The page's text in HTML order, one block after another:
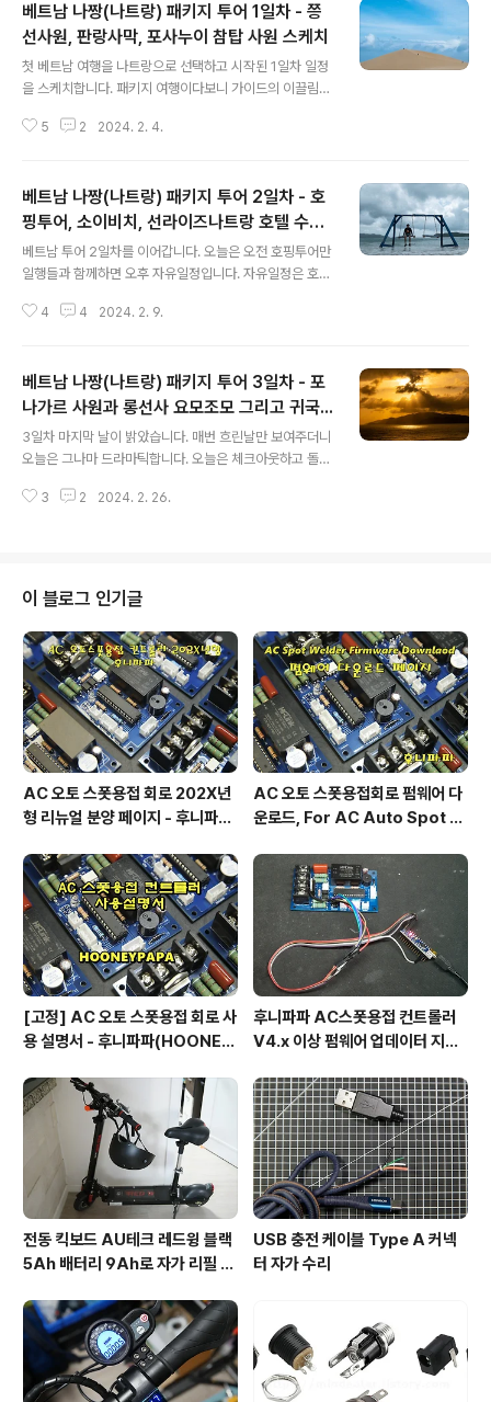
베트남 나짱(나트랑) 패키지 투어 1일차 - 쯩
선사원, 판랑사막, 포사누이 참탑 사원 스케치
첫 베트남 여행을 나트랑으로 선택하고 시작된 1일차 일정
을 스케치합니다. 패키지 여행이다보니 가이드의 이끌림에
해 가성비가 떨어지고 수동적인 여행이라 아쉬움이 많이
보다 많이 느린 아이 둘째와 중2병 말기의 큰 애에게 새로
운 세상을 보여준 것에 의미를 둡니다. 3박5일 투어이고
현지 일정은 3일입니다. 저녁에 출발 깜라인 공항에 도착
가이드와 조우하고 숙소로 이동 체크인하면 자정을 넘깁니
se Beach NahTran)에 도착하니 가이드가 미리 체크인
5 2 2024. 2. 4.
베트남 나짱(나트랑) 패키지 투어 2일차 - 호
핑투어, 소이비치, 선라이즈나트랑 호텔 수영
장, 야시장 스케치
베트남 투어 2일차를 이어갑니다. 오늘은 오전 호핑투어만
일행들과 함께하면 오후 자유일정입니다. 자유일정은 호텔
됩니다. 아침 호텔에서 보이는 풍경입니다. 왼편으로 멀리
호텔 조식코너 사진은 없습니다. 뷔페식이고 제법 먹을만
한 것들이 많은데 돌아와서 사진이 없어 후회를....ㅎ 15분
남짓 버스로 선착장으로 이동합니다. 선착장엔 액티비티용
보트?들이 즐비합니다. 몇 개의 섬을 지나서.. 호핑투어 장
다이빙도 하고... 일단 즐겁게 시작해봅니다. 배위에 승차해
4 4 2024. 2. 9.
베트남 나짱(나트랑) 패키지 투어 3일차 - 포
나가르 사원과 롱선사 요모조모 그리고 귀국...
3일차 마지막 날이 밝았습니다. 매번 흐린날만 보여주더니
오늘은 그나마 드라마틱합니다. 오늘은 체크아웃하고 돌아
근접한 관광지 투어와 쇼핑등을 하고 늦은 밤 비행기를 타
멋드러지게 배경으로 보여 인증샷을 담으려고 사람들이 북
적입니다. 가이드에게 가족사진을 부탁하고 꼭대기로 올라
갑니다. 첨탑이 있는 꼭대기까지 오르니 부채춤을 추는 여
인들이 보입니다. 잠깐 구경하고... 여기 어딘가에 포나가르
여신관련된 모형이 있을텐데 뭔가 의욕이 생기질 않아 앉
아 쉽니다. 정문과 왼편으로 인증샹을 ..
3 2 2024. 2. 26.
이 블로그 인기글
AC 오토 스폿용접 회로 202X년
형 리뉴얼 분양 페이지 - 후니파파
AC 오토 스폿용접회로 펌웨어 다
운로드, For AC Auto Spot W
ad by 후니파파
[고정] AC 오토 스폿용접 회로 사
용 설명서 - 후니파파(HOONEY
후니파파 AC스폿용접 컨트롤러
V4.x 이상 펌웨어 업데이터 지그
전동 킥보드 AU테크 레드윙 블랙
5Ah 배터리 9Ah로 자가 리필 교
USB 충전 케이블 Type A 커넥
터 자가 수리